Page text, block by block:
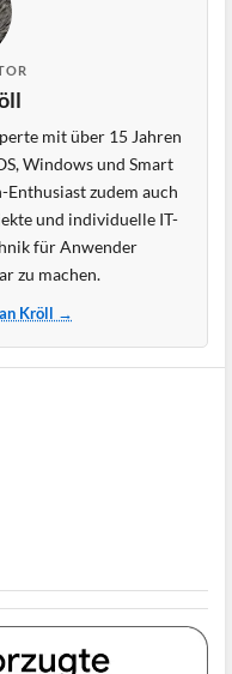
mit über 15 Jahren
Windows und Smart
zudem auch
und individuelle IT-
für Anwender
zu machen.
Kröll →